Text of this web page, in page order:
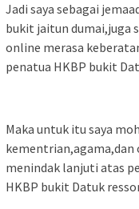
Jadi saya sebagai
bukit jaitun dumai,juga
online merasa
penatua HKBP bukit
Maka untuk itu saya
kementrian,agama,dan
menindak lanjuti atas
HKBP bukit Datuk